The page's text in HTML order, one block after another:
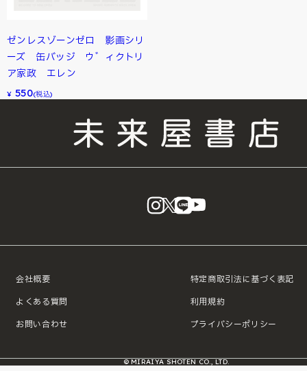
ゼンレスゾーンゼロ 影画シリ
ーズ 缶バッジ ウ゛ィクトリ
ア家政 エレン
¥ 550(税込)
instagram
X LINE
会社概要
よくある質問
お問い合わせ
特定商取引法に基づく表記
利用規約
プライバシーポリシー
© MIRAIYA SHOTEN CO., LTD.